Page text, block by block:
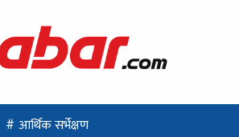
आर्थिक सर्भेक्षण